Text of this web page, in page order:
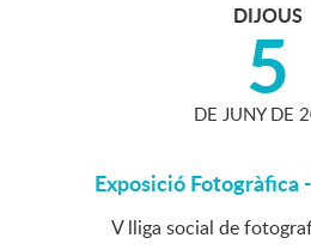
DIJOUS
5
DE JUNY DE
Exposició Fotogràfica
V lliga social de